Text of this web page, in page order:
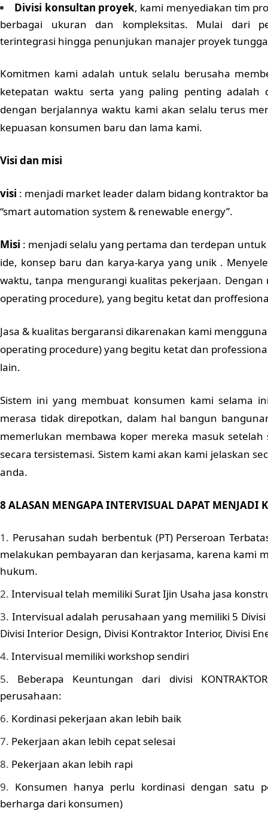
Divisi konsultan proyek, kami menyediakan tim
berbagai ukuran dan kompleksitas. Mulai dari
terintegrasi hingga penunjukan manajer proyek
Komitmen kami adalah untuk selalu berusaha
ketepatan waktu serta yang paling penting adalah
dengan berjalannya waktu kami akan selalu terus
kepuasan konsumen baru dan lama kami.
Visi dan misi
visi : menjadi market leader dalam bidang kontraktor
“smart automation system & renewable energy”.
Misi : menjadi selalu yang pertama dan terdepan
ide, konsep baru dan karya-karya yang unik .
waktu, tanpa mengurangi kualitas pekerjaan.
operating procedure), yang begitu ketat dan
Jasa & kualitas bergaransi dikarenakan kami
operating procedure) yang begitu ketat dan
lain.
Sistem ini yang membuat konsumen kami selama
merasa tidak direpotkan, dalam hal bangun
memerlukan membawa koper mereka masuk
secara tersistemasi. Sistem kami akan kami jelaskan
anda.
8 ALASAN MENGAPA INTERVISUAL DAPAT MENJADI
Perusahan sudah berbentuk (PT) Perseroan
melakukan pembayaran dan kerjasama, karena kami
hukum.
Intervisual telah memiliki Surat Ijin Usaha jasa
Intervisual adalah perusahaan yang memiliki 5
Divisi Interior Design, Divisi Kontraktor Interior, Divisi
Intervisual memiliki workshop sendiri
Beberapa Keuntungan dari divisi
perusahaan:
Kordinasi pekerjaan akan lebih baik
Pekerjaan akan lebih cepat selesai
Pekerjaan akan lebih rapi
Konsumen hanya perlu kordinasi dengan satu
berharga dari konsumen)